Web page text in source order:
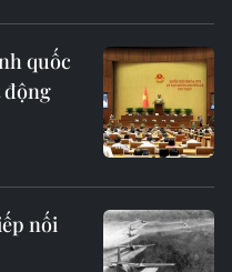
quốc
động
nối